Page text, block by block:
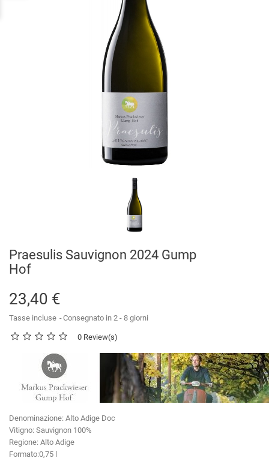
Praesulis Sauvignon 2024 Gump
Hof
23,40 €
Tasse incluse Consegnato in 2 - 8 giorni
0 Review(s)
Denominazione: Alto Adige Doc
Vitigno: Sauvignon 100%
Regione: Alto Adige
Formato:0,75 l